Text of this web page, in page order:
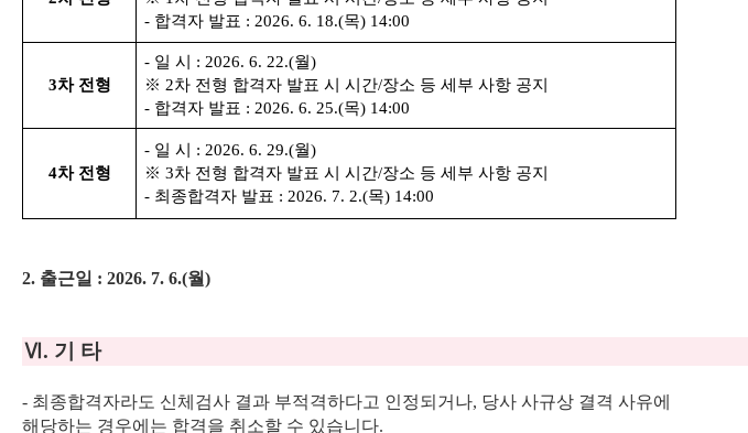
- 합격자 발표 : 2026. 6. 18.(목) 14:00
3차 전형
- 일 시 : 2026. 6. 22.(월)
※ 2차 전형 합격자 발표 시 시간/장소 등 세부 사항 공지
- 합격자 발표 : 2026. 6. 25.(목) 14:00
4차 전형
- 일 시 : 2026. 6. 29.(월)
※ 3차 전형 합격자 발표 시 시간/장소 등 세부 사항 공지
- 최종합격자 발표 : 2026. 7. 2.(목) 14:00
2. 출근일 : 2026. 7. 6.(월)
Ⅵ . 기 타
- 최종합격자라도 신체검사 결과 부적격하다고 인정되거나, 당사 사규상 결격 사유에
해당하는 경우에는 합격을 취소할 수 있습니다.